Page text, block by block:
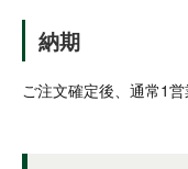
納期
ご注文確定後、通常1